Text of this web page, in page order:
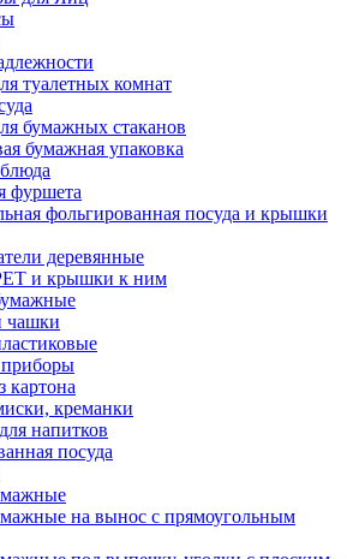
туалетных комнат
бумажных стаканов
бумажная упаковка
фуршета
фольгированная посуда и крышки
деревянные
и крышки к ним
чашки
картона
креманки
напитков
посуда
на вынос с прямоугольным